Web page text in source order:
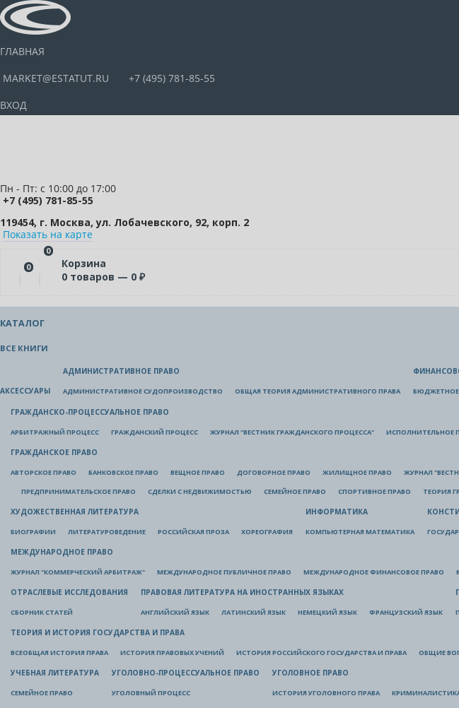
ГЛАВНАЯ
MARKET@ESTATUT.RU
+7 (495) 781-85-55
ВХОД
Пн - Пт: с 10:00 до 17:00
+7 (495) 781-85-55
119454, г. Москва, ул. Лобачевского, 92, корп. 2
Показать на карте
0
0
Корзина
0 товаров — 0 ₽
КАТАЛОГ
ВСЕ КНИГИ
АКСЕССУАРЫ
АДМИНИСТРАТИВНОЕ ПРАВО
АДМИНИСТРАТИВНОЕ СУДОПРОИЗВОДСТВО ОБЩАЯ ТЕОРИЯ АДМИНИСТРАТИВНОГО ПРАВА БЮДЖЕТНОЕ
ГРАЖДАНСКО-ПРОЦЕССУАЛЬНОЕ ПРАВО
АРБИТРАЖНЫЙ ПРОЦЕСС ГРАЖДАНСКИЙ ПРОЦЕСС ЖУРНАЛ "ВЕСТНИК ГРАЖДАНСКОГО ПРОЦЕССА" ИСПОЛНИТЕЛЬНОЕ
ГРАЖДАНСКОЕ ПРАВО
АВТОРСКОЕ ПРАВО БАНКОВСКОЕ ПРАВО ВЕЩНОЕ ПРАВО ДОГОВОРНОЕ ПРАВО ЖИЛИЩНОЕ ПРАВО ЖУРНАЛ
ПРЕДПРИНИМАТЕЛЬСКОЕ ПРАВО СДЕЛКИ С НЕДВИЖИМОСТЬЮ СЕМЕЙНОЕ ПРАВО СПОРТИВНОЕ ПРАВО ТЕОРИЯ
ХУДОЖЕСТВЕННАЯ ЛИТЕРАТУРА
БИОГРАФИИ ЛИТЕРАТУРОВЕДЕНИЕ РОССИЙСКАЯ ПРОЗА ХОРЕОГРАФИЯ
ИНФОРМАТИКА
КОМПЬЮТЕРНАЯ МАТЕМАТИКА
МЕЖДУНАРОДНОЕ ПРАВО
ЖУРНАЛ "КОММЕРЧЕСКИЙ АРБИТРАЖ" МЕЖДУНАРОДНОЕ ПУБЛИЧНОЕ ПРАВО МЕЖДУНАРОДНОЕ ФИНАНСОВОЕ ПРАВО
ОТРАСЛЕВЫЕ ИССЛЕДОВАНИЯ
СБОРНИК СТАТЕЙ
ПРАВОВАЯ ЛИТЕРАТУРА НА ИНОСТРАННЫХ ЯЗЫКАХ
АНГЛИЙСКИЙ ЯЗЫК ЛАТИНСКИЙ ЯЗЫК НЕМЕЦКИЙ ЯЗЫК ФРАНЦУЗСКИЙ ЯЗЫК
ТЕОРИЯ И ИСТОРИЯ ГОСУДАРСТВА И ПРАВА
ВСЕОБЩАЯ ИСТОРИЯ ПРАВА ИСТОРИЯ ПРАВОВЫХ УЧЕНИЙ ИСТОРИЯ РОССИЙСКОГО ГОСУДАРСТВА И ПРАВА ОБЩИЕ
УЧЕБНАЯ ЛИТЕРАТУРА
СЕМЕЙНОЕ ПРАВО
УГОЛОВНО-ПРОЦЕССУАЛЬНОЕ ПРАВО
УГОЛОВНЫЙ ПРОЦЕСС
УГОЛОВНОЕ ПРАВО
ИСТОРИЯ УГОЛОВНОГО ПРАВА